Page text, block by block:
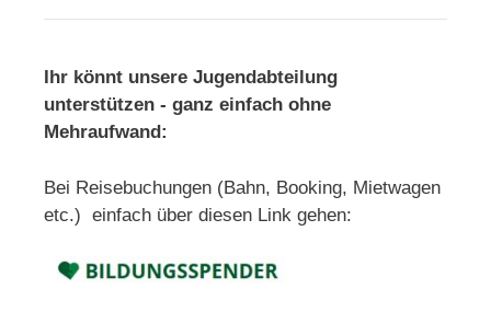
Ihr könnt unsere Jugendabteilung
unterstützen - ganz einfach ohne
Mehraufwand:
Bei Reisebuchungen (Bahn, Booking, Mietwagen
etc.) einfach über diesen Link gehen: